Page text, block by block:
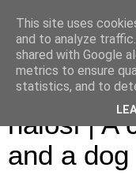
Sfaturi
haiosi | A
and a dog
This site uses
and to analyze
shared with Google
metrics to ensure
statistics, and to